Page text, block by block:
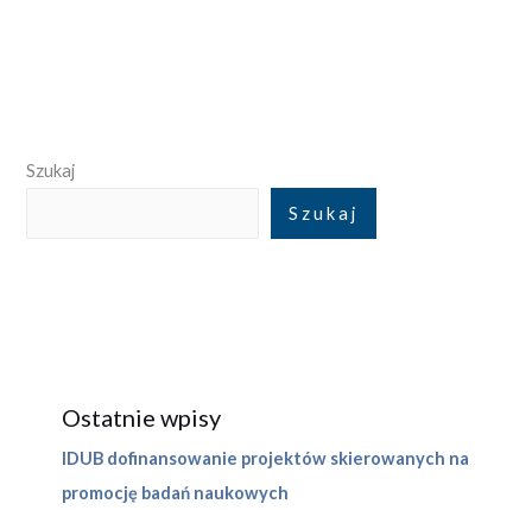
Szukaj
Szukaj
Ostatnie wpisy
IDUB dofinansowanie projektów skierowanych na
promocję badań naukowych